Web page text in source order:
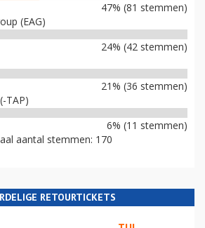
47% (81 stemmen)
(EAG)
24% (42 stemmen)
21% (36 stemmen)
TAP)
6% (11 stemmen)
aantal stemmen: 170
RETOURTICKETS